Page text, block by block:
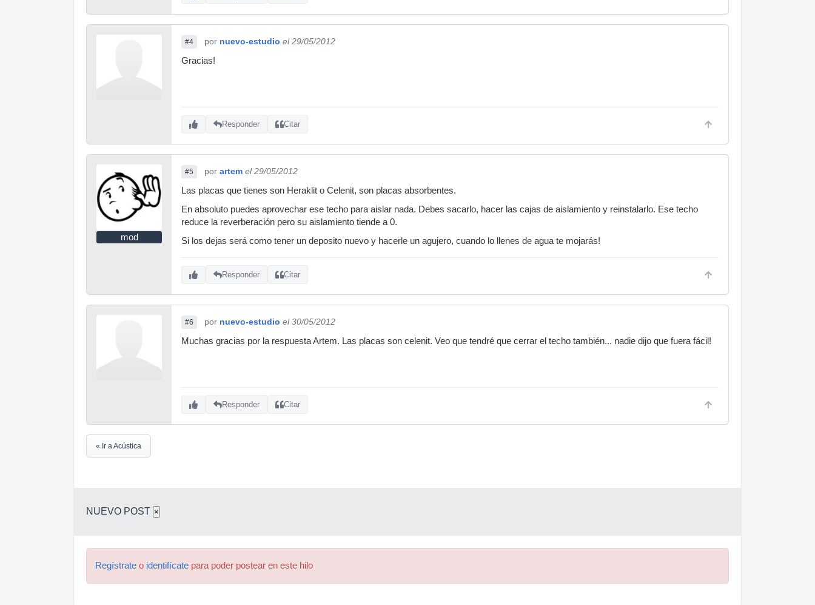
#4 por nuevo-estudio el 29/05/2012
Gracias!
Responder Citar
mod
#5 por artem el 29/05/2012
Las placas que tienes son Heraklit o Celenit, son placas absorbentes.
En absoluto puedes aprovechar ese techo para aislar nada. Debes sacarlo, hacer las cajas de aislamiento y reinstalarlo. Ese techo
reduce la reverberación pero su aislamiento tiende a 0.
Si los dejas será como tener un deposito nuevo y hacerle un agujero, cuando lo llenes de agua te mojarás!
Responder Citar
#6 por nuevo-estudio el 30/05/2012
Muchas gracias por la respuesta Artem. Las placas son celenit. Veo que tendré que cerrar el techo también... nadie dijo que fuera fácil!
Responder Citar
« Ir a Acústica
NUEVO POST ×
Regístrate o identifícate para poder postear en este hilo